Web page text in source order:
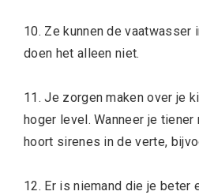
10. Ze kunnen de vaatwasser
doen het alleen niet.
11. Je zorgen maken over je
hoger level. Wanneer je
hoort sirenes in de verte,
12. Er is niemand die je beter